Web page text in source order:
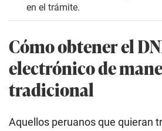
en el trámite.
Cómo obtener el
electrónico de
tradicional
Aquellos peruanos que quieran